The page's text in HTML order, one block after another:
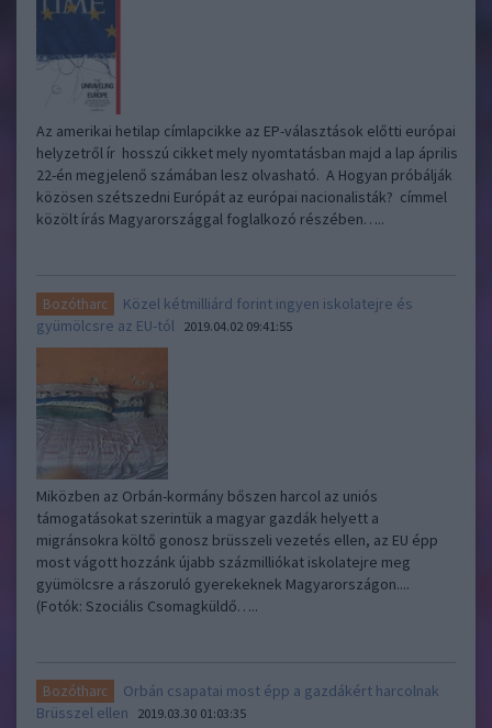
Az amerikai hetilap címlapcikke az EP-választások előtti európai
helyzetről ír hosszú cikket mely nyomtatásban majd a lap április
22-én megjelenő számában lesz olvasható. A Hogyan próbálják
közösen szétszedni Európát az európai nacionalisták? címmel
közölt írás Magyarországgal foglalkozó részében…..
Bozótharc
Közel kétmilliárd forint ingyen iskolatejre és
gyümölcsre az EU-tól 2019.04.02 09:41:55
Miközben az Orbán-kormány bőszen harcol az uniós
támogatásokat szerintük a magyar gazdák helyett a
migránsokra költő gonosz brüsszeli vezetés ellen, az EU épp
most vágott hozzánk újabb százmilliókat iskolatejre meg
gyümölcsre a rászoruló gyerekeknek Magyarországon....
(Fotók: Szociális Csomagküldő…..
Bozótharc
Orbán csapatai most épp a gazdákért harcolnak
Brüsszel ellen
2019.03.30 01:03:35